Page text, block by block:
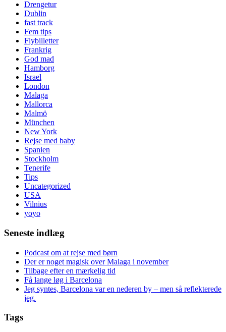
Drengetur
Dublin
fast track
Fem tips
Flybilletter
Frankrig
God mad
Hamborg
Israel
London
Malaga
Mallorca
Malmö
München
New York
Rejse med baby
Spanien
Stockholm
Tenerife
Tips
Uncategorized
USA
Vilnius
yoyo
Seneste indlæg
Podcast om at rejse med børn
Der er noget magisk over Malaga i november
Tilbage efter en mærkelig tid
Få lange løg i Barcelona
Jeg syntes, Barcelona var en nederen by – men så reflekterede
jeg.
Tags